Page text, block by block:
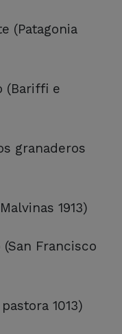
(Patagonia
(Bariffi e
granaderos
1913)
Francisco
1013)